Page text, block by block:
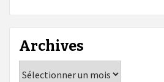
Archives